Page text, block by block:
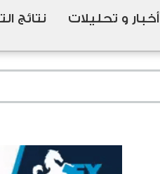
أخبار و تحليلات نتائج